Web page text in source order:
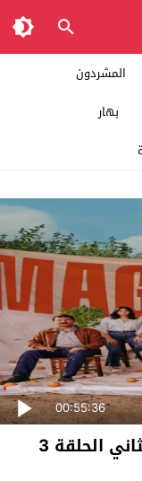
المشردون
بهار
00:55:36
الحلقة 3